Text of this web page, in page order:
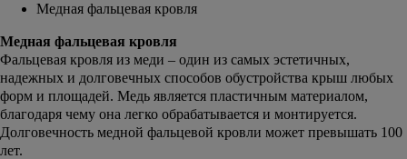
Медная фальцевая кровля
Медная фальцевая кровля
Фальцевая кровля из меди – один из самых эстетичных,
надежных и долговечных способов обустройства крыш любых
форм и площадей. Медь является пластичным материалом,
благодаря чему она легко обрабатывается и монтируется.
Долговечность медной фальцевой кровли может превышать 100
лет.